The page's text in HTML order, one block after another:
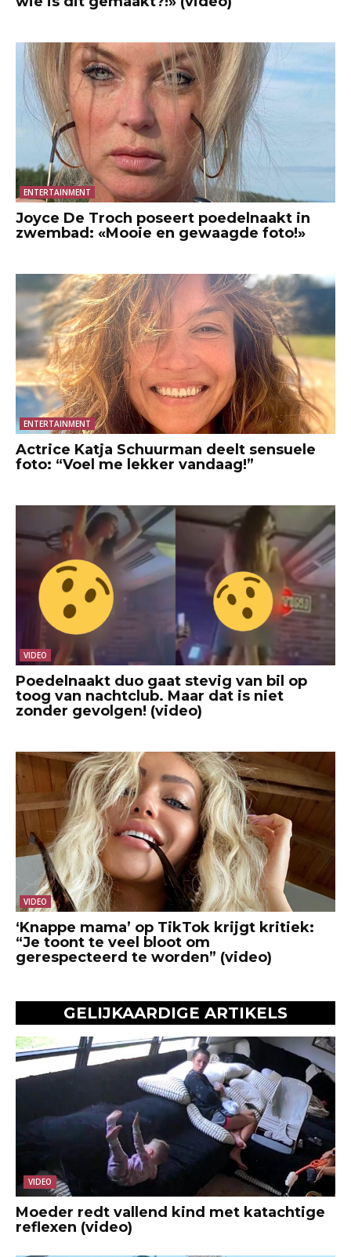
ENTERTAINMENT
Joyce De Troch poseert poedelnaakt in
zwembad: «Mooie en gewaagde foto!»
ENTERTAINMENT
Actrice Katja Schuurman deelt sensuele
foto: “Voel me lekker vandaag!”
VIDEO
Poedelnaakt duo gaat stevig van bil op
toog van nachtclub. Maar dat is niet
zonder gevolgen! (video)
VIDEO
‘Knappe mama’ op TikTok krijgt kritiek:
“Je toont te veel bloot om
gerespecteerd te worden” (video)
GELIJKAARDIGE ARTIKELS
VIDEO
Moeder redt vallend kind met katachtige
reflexen (video)